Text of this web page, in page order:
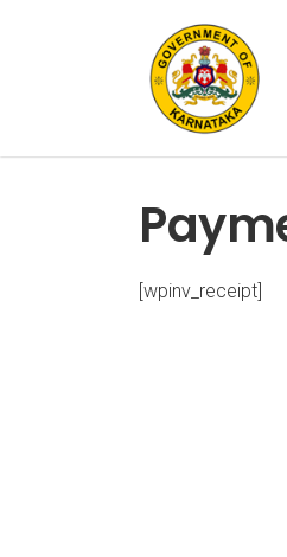
[wpinv_receipt]